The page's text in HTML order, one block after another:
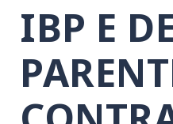
IBP E